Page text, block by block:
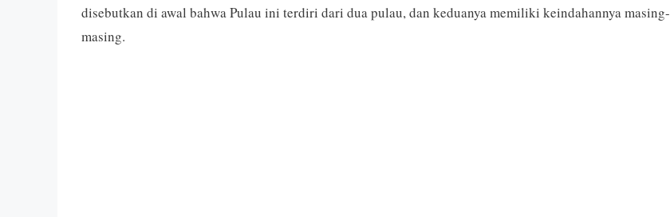
disebutkan di awal bahwa Pulau ini terdiri dari dua pulau, dan keduanya memiliki keindahannya masing-
masing.